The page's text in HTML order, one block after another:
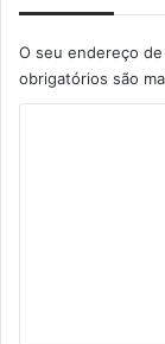
O seu endereço
obrigatórios são